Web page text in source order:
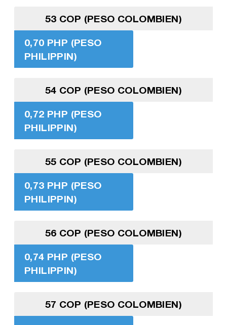
53 COP (PESO COLOMBIEN)
0,70 PHP (PESO
PHILIPPIN)
54 COP (PESO COLOMBIEN)
0,72 PHP (PESO
PHILIPPIN)
55 COP (PESO COLOMBIEN)
0,73 PHP (PESO
PHILIPPIN)
56 COP (PESO COLOMBIEN)
0,74 PHP (PESO
PHILIPPIN)
57 COP (PESO COLOMBIEN)